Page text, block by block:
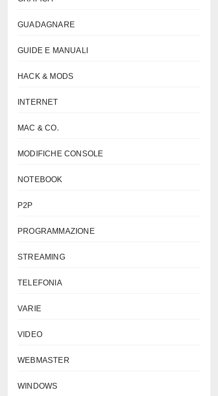
GUADAGNARE
GUIDE E MANUALI
HACK & MODS
INTERNET
MAC & CO.
MODIFICHE CONSOLE
NOTEBOOK
P2P
PROGRAMMAZIONE
STREAMING
TELEFONIA
VARIE
VIDEO
WEBMASTER
WINDOWS